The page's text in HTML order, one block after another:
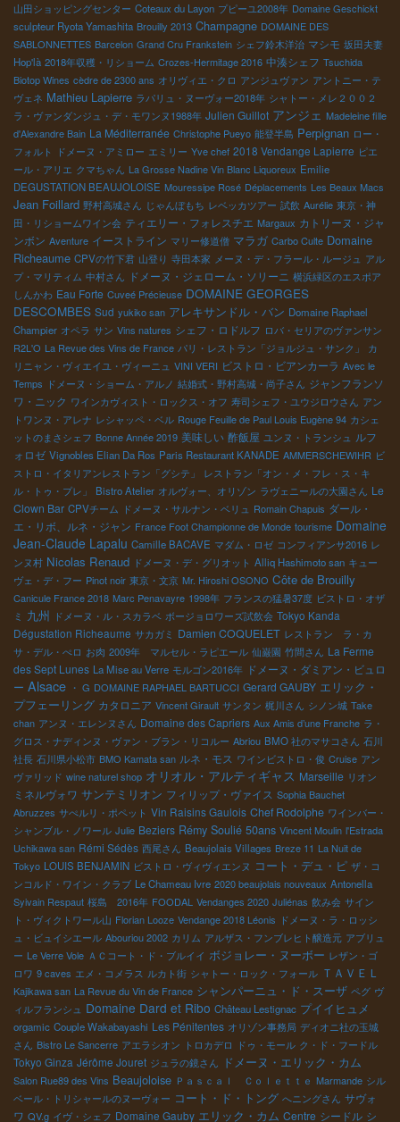
山田ショッピングセンター Coteaux du Layon プピーユ2008年 Domaine Geschickt
sculpteur Ryota Yamashita Brouilly 2013 Champagne DOMAINE DES
SABLONNETTES Barcelon Grand Cru Frankstein シェフ鈴木洋治 マシモ 坂田夫妻
Hop'là 2018年収穫・リショーム Crozes-Hermitage 2016 中湊シェフ Tsuchida
Biotop Wines cèdre de 2300 ans オリヴィエ・クロ アンジュヴァン アントニー・テ
ヴェネ Mathieu Lapierre ラパリュ・ヌーヴォー2018年 シャトー・メレ２００２
ラ・ヴァンダンジュ・デ・モワンヌ1988年 Julien Guillot アンジェ Madeleine fille
d'Alexandre Bain La Méditerranée Christophe Pueyo 能登半島 Perpignan ロー・
フォルト
ドメーヌ・アミロー エミリー Yve chef 2018 Vendange Lapierre ピエ
ール・アリエ クマちゃん La Grosse Nadine Vin Blanc Liquoreux Emilie
DEGUSTATION BEAUJOLOISE Mouressipe Rosé Déplacements Les Beaux Macs
Jean Foillard 野村高城さん じゃんぼもち レベッカツアー 試飲 Aurélie 東京・神
田・リショームワイン会 ティエリー・フォレスチエ Margaux カトリーヌ・ジャ
ンボン Aventure イーストライン マリー修道僧 マラガ Carbo Culte Domaine
Richeaume CPVの竹下君 山登り 寺田本家 メーヌ・デ・フラール・ルージュ アル
プ・マリティム 中村さん ドメーヌ・ジェローム・ソリーニ 横浜緑区のエスポア
しんかわ Eau Forte Cuveé Précieuse DOMAINE GEORGES
DESCOMBES Sud yukiko san アレキサンドル・バン Domaine Raphael
Champier オペラ サン Vins natures シェフ・ロドルフ ロバ・セリアのヴァンサン
R2L'O La Revue des Vins de France パリ・レストラン「ジョルジュ・サンク」
カ
リニャン・ヴィエイユ・ヴィーニュ VINI VERI ビストロ・ビアンカーラ Avec le
Temps ドメーヌ・ショーム・アルノ 結婚式・野村高城・尚子さん ジャンフランソ
ワ・ニック ワインカヴィスト・ロックス・オフ 寿司シェフ・ユウジロウさん アン
トワンヌ・アレナ レシャッペ・ベル Rouge Feuille de Paul Louis Eugène 94 カシェ
ットのまさシェフ Bonne Année 2019 美味しい 酢飯屋 ユンヌ・トランシュ ルフ
ォロゼ Vignobles Elian Da Ros Paris Restaurant KANADE AMMERSCHEWIHR ビ
ストロ・イタリアンレストラン「グシテ」
レストラン「オン・メ・フレ・ス・キ
ル・トゥ・プレ」
Bistro Atelier オルヴォー、オリゾン ラヴェニールの大園さん Le
Clown Bar CPVチーム ドメーヌ・サルナン・ベリュ Romain Chapuis ダール・
エ・リボ、ルネ・ジャン France Foot Championne de Monde tourisme Domaine
Jean-Claude Lapalu Camille BACAVE マダム・ロゼ コンフィアンサ2016 レ
ンヌ村 Nicolas Renaud ドメーヌ・デ・グリオット Alliq Hashimoto san キュー
ヴェ・デ・フー Pinot noir 東京・文京 Mr. Hiroshi OSONO Côte de Brouilly
Canicule France 2018 Marc Penavayre 1998年 フランスの猛暑37度 ビストロ・オザ
ミ 九州 ドメーヌ・ル・スカラベ ボージョロワーズ試飲会 Tokyo Kanda
Dégustation Richeaume サカガミ Damien COQUELET レストラン ラ・カ
サ・デル・ぺロ お肉 2009年 マルセル・ラピエール 仙巌園 竹間さん La Ferme
des Sept Lunes La Mise au Verre モルゴン2016年 ドメーヌ・ダミアン・ビュロ
ー Alsace ・ G DOMAINE RAPHAEL BARTUCCI Gerard GAUBY エリック・
プフェーリング カタロニア Vincent Girault サンタン 梶川さん シノン城 Take
chan アンヌ・エレンヌさん Domaine des Capriers Aux Amis d’une Franche ラ・
グロス・ナディンヌ・ヴァン・ブラン・リコルー Abriou BMO 社のマサコさん 石川
社長 石川県小松市 BMO Kamata san ルネ・モス ワインビストロ・俊 Cruise アン
ヴァリッド wine naturel shop オリオル・アルティギャス Marseille リオン
ミネルヴォワ サンテミリオン フィリップ・ヴァイス Sophia Bauchet
Abruzzes サぺルリ・ポペット Vin Raisins Gaulois Chef Rodolphe ワインバー・
シャンブル・ノワール Julie Beziers Rémy Soulié 50ans Vincent Moulin l'Estrada
Uchikawa san Rémi Sédès 西尾さん Beaujolais Villages Breze 11 La Nuit de
Tokyo LOUIS BENJAMIN ビストロ・ヴィヴィエンヌ コート・デュ・ピ ザ・コ
ンコルド・ワイン・クラブ Le Chameau Ivre 2020 beaujolais nouveaux Antonella
Syivain Respaut 桜島 2016年 FOODAL Vendanges 2020 Juliénas 飲み会 サイン
ト・ヴィクトワール山 Florian Looze Vendange 2018 Léonis ドメーヌ・ラ・ロッシ
ュ・ビュイシエール Abouriou 2002 カリム アルザス・フンブレヒト醸造元 アブリュ
ー Le Verre Vole ＡＣコート・ド・ブルイイ ボジョレー・ヌーボー レザン・ゴ
ロワ 9 caves エメ・コメラス ルカト街 シャトー・ロック・フォール ＴＡＶＥＬ
Kajikawa san La Revue du Vin de France シャンパーニュ・ド・スーザ ペグ ヴ
ィルフランシュ Domaine Dard et Ribo Château Lestignac プイイヒュメ
orgamic Couple Wakabayashi Les Pénitentes オリゾン事務局 ディオニ社の玉城
さん Bistro Le Sancerre アエラシオン トロカデロ ドゥ・モール ク・ド・フードル
Tokyo Ginza Jérôme Jouret ジュラの鏡さん ドメーヌ・エリック・カム
Salon Rue89 des Vins Beaujoloise Ｐａｓｃａｌ Ｃｏｌｅｔｔｅ Marmande シル
ベール・トリシャールのヌーヴォー コート・ド・トング へニングさん サヴォ
ワ QV.g イヴ・シェフ Domaine Gauby エリック・カム Centre シードル シ